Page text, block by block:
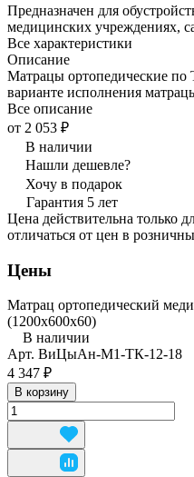
Предназначен для
медицинских учреждениях,
Все характеристики
Описание
Матрацы ортопедические по
варианте исполнения
Все описание
от 2 053 ₽
В наличии
Нашли дешевле?
Хочу в подарок
Гарантия 5 лет
Цена действительна только
отличаться от цен в
Цены
Матрац ортопедический
(1200x600x60)
В наличии
Арт. ВиЦыАн-М1-ТК-12-18
4 347 ₽
В корзину